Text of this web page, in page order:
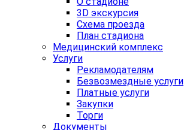
3D экскурсия
Схема проезда
План стадиона
Медицинский комплекс
Услуги
Рекламодателям
Безвозмездные услуги
Платные услуги
Закупки
Торги
Документы